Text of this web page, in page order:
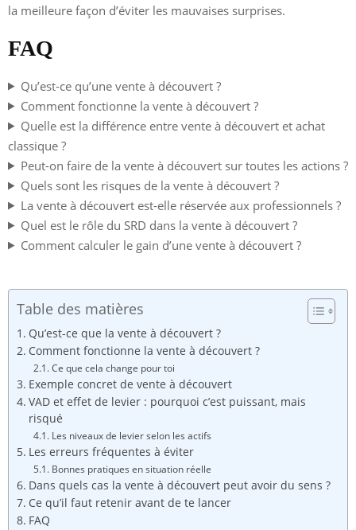
la meilleure façon d’éviter les mauvaises surprises.
FAQ
Qu’est-ce qu’une vente à découvert ?
Comment fonctionne la vente à découvert ?
Quelle est la différence entre vente à découvert et achat
classique ?
Peut-on faire de la vente à découvert sur toutes les actions ?
Quels sont les risques de la vente à découvert ?
La vente à découvert est-elle réservée aux professionnels ?
Quel est le rôle du SRD dans la vente à découvert ?
Comment calculer le gain d’une vente à découvert ?
Table des matières
Qu’est-ce que la vente à découvert ?
Comment fonctionne la vente à découvert ?
Ce que cela change pour toi
Exemple concret de vente à découvert
VAD et effet de levier : pourquoi c’est puissant, mais
risqué
Les niveaux de levier selon les actifs
Les erreurs fréquentes à éviter
Bonnes pratiques en situation réelle
Dans quels cas la vente à découvert peut avoir du sens ?
Ce qu’il faut retenir avant de te lancer
FAQ